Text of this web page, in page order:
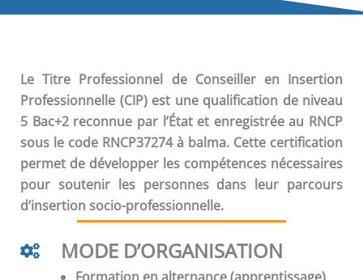
Le Titre Professionnel de Conseiller en Insertion
Professionnelle (CIP) est une qualification de niveau
5 Bac+2 reconnue par l’État et enregistrée au RNCP
sous le code RNCP37274 à balma. Cette certification
permet de développer les compétences nécessaires
pour soutenir les personnes dans leur parcours
d’insertion socio-professionnelle.
MODE D’ORGANISATION